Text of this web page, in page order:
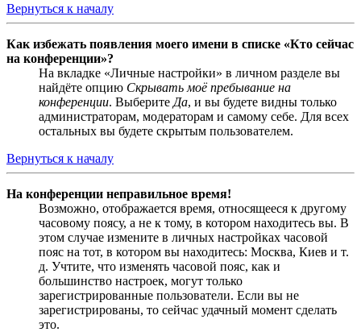
Вернуться к началу
Как избежать появления моего имени в списке «Кто сейчас
на конференции»?
На вкладке «Личные настройки» в личном разделе вы
найдёте опцию Скрывать моё пребывание на
конференции. Выберите Да, и вы будете видны только
администраторам, модераторам и самому себе. Для всех
остальных вы будете скрытым пользователем.
Вернуться к началу
На конференции неправильное время!
Возможно, отображается время, относящееся к другому
часовому поясу, а не к тому, в котором находитесь вы. В
этом случае измените в личных настройках часовой
пояс на тот, в котором вы находитесь: Москва, Киев и т.
д. Учтите, что изменять часовой пояс, как и
большинство настроек, могут только
зарегистрированные пользователи. Если вы не
зарегистрированы, то сейчас удачный момент сделать
это.